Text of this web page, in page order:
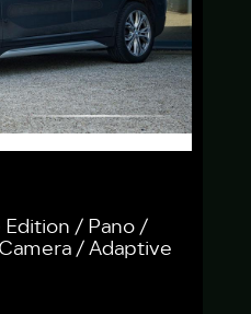
/ Pano /
/ Adaptive